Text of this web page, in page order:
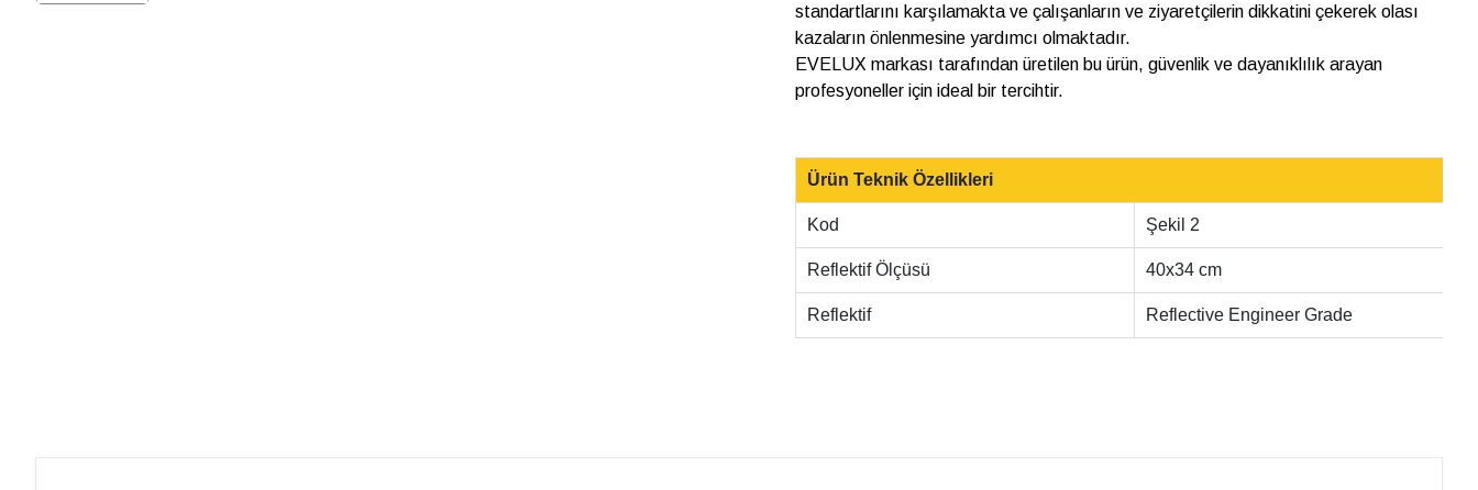
standartlarını karşılamakta ve çalışanların ve ziyaretçilerin dikkatini çekerek olası
kazaların önlenmesine yardımcı olmaktadır.
EVELUX markası tarafından üretilen bu ürün, güvenlik ve dayanıklılık arayan
profesyoneller için ideal bir tercihtir.
Ürün Teknik Özellikleri
Kod Şekil 2
Reflektif Ölçüsü 40x34 cm
Reflektif Reflective Engineer Grade